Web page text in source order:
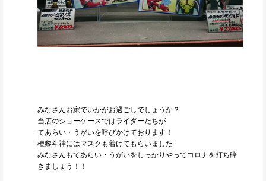
みなさんお家でいかがお過ごしでしょうか？
当店のショーケースではライダーたちが
てあらい・うがいを呼びかけております！
檀黎斗神にはマスクも着けてもらいました
みなさんもてあらい・うがいをしっかりやってコロナを打ち砕
きましょう！！